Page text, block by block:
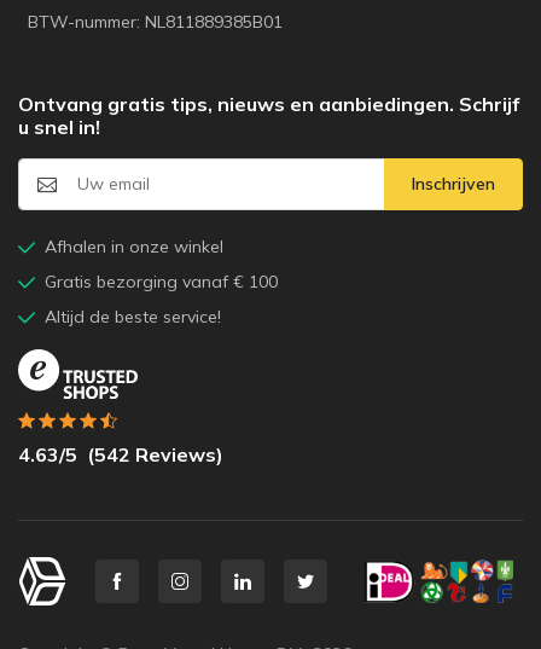
BTW-nummer: NL811889385B01
Ontvang gratis tips, nieuws en aanbiedingen. Schrijf
u snel in!
Inschrijven
Afhalen in onze winkel
Gratis bezorging vanaf € 100
Altijd de beste service!
4.63/5 (542 Reviews)